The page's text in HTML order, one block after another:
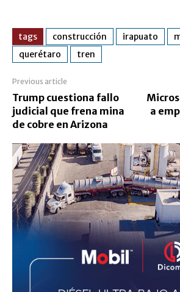
tags construcción irapuato
querétaro
tren
Previous article
Trump cuestiona fallo
judicial que frena mina
de cobre en Arizona
a